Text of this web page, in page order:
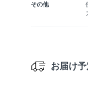
その他
お届け